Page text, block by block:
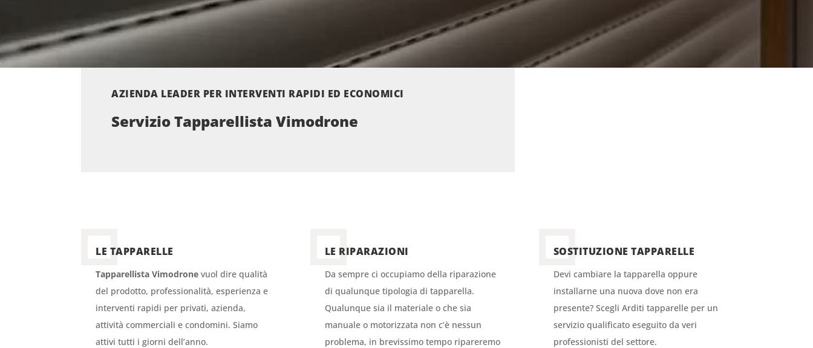
AZIENDA LEADER PER INTERVENTI RAPIDI ED ECONOMICI
Servizio Tapparellista Vimodrone
LE TAPPARELLE
Tapparellista Vimodrone vuol dire qualità
del prodotto, professionalità, esperienza e
interventi rapidi per privati, azienda,
attività commerciali e condomini. Siamo
attivi tutti i giorni dell’anno.
LE RIPARAZIONI
Da sempre ci occupiamo della riparazione
di qualunque tipologia di tapparella.
Qualunque sia il materiale o che sia
manuale o motorizzata non c’è nessun
problema, in brevissimo tempo ripareremo
SOSTITUZIONE TAPPARELLE
Devi cambiare la tapparella oppure
installarne una nuova dove non era
presente? Scegli Arditi tapparelle per un
servizio qualificato eseguito da veri
professionisti del settore.